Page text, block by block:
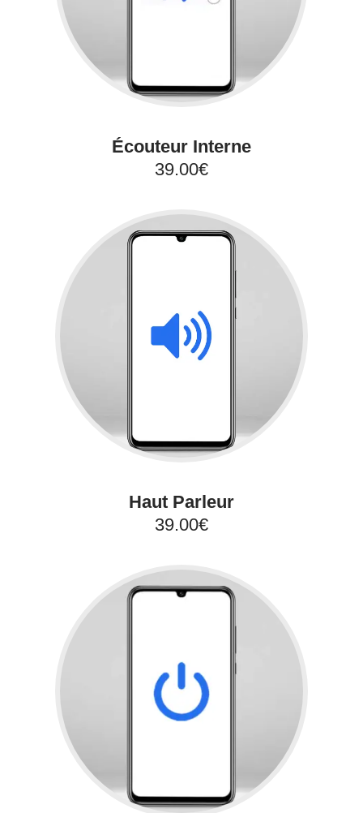
Écouteur Interne
39.00€
Haut Parleur
39.00€